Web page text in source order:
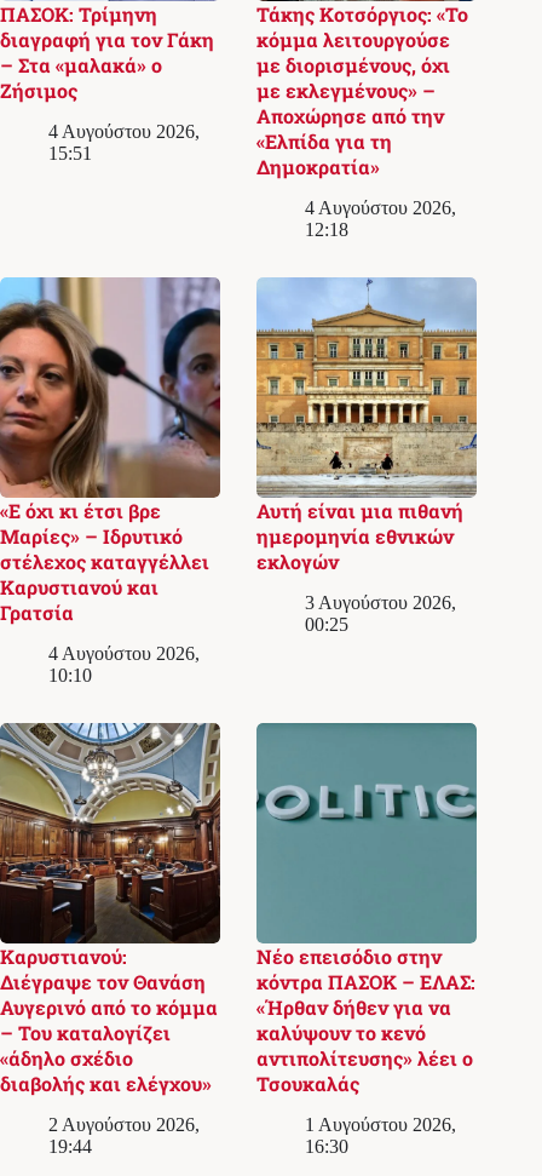
ΠΑΣΟΚ: Τρίμηνη
διαγραφή για τον Γάκη
– Στα «μαλακά» ο
Ζήσιμος
4 Αυγούστου 2026,
15:51
Τάκης Κοτσόργιος: «Το
κόμμα λειτουργούσε
με διορισμένους, όχι
με εκλεγμένους» –
Αποχώρησε από την
«Ελπίδα για τη
Δημοκρατία»
4 Αυγούστου 2026,
12:18
«Ε όχι κι έτσι βρε
Μαρίες» – Ιδρυτικό
στέλεχος καταγγέλλει
Καρυστιανού και
Γρατσία
4 Αυγούστου 2026,
10:10
Αυτή είναι μια πιθανή
ημερομηνία εθνικών
εκλογών
3 Αυγούστου 2026,
00:25
Καρυστιανού:
Διέγραψε τον Θανάση
Αυγερινό από το κόμμα
– Του καταλογίζει
«άδηλο σχέδιο
διαβολής και ελέγχου»
2 Αυγούστου 2026,
19:44
Νέο επεισόδιο στην
κόντρα ΠΑΣΟΚ – ΕΛΑΣ:
«Ήρθαν δήθεν για να
καλύψουν το κενό
αντιπολίτευσης» λέει ο
Τσουκαλάς
1 Αυγούστου 2026,
16:30